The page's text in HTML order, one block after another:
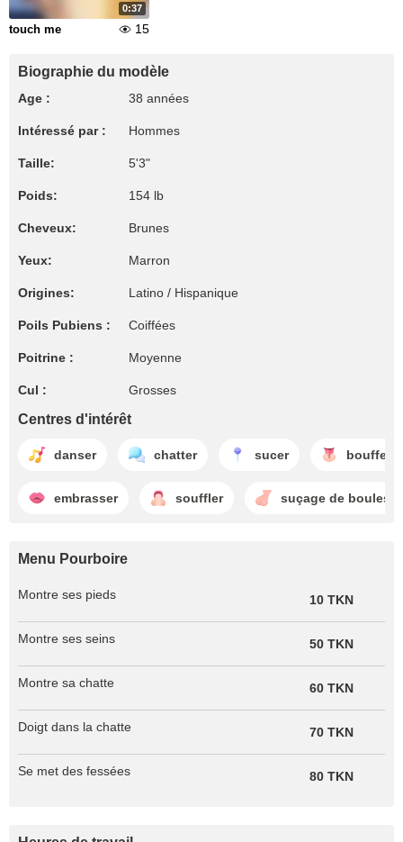
0:37
touch me 15
Biographie du modèle
Age : 38 années
Intéressé par : Hommes
Taille: 5'3"
Poids: 154 lb
Cheveux: Brunes
Yeux: Marron
Origines: Latino / Hispanique
Poils Pubiens : Coiffées
Poitrine : Moyenne
Cul : Grosses
Centres d'intérêt
danser chatter sucer bouffer
embrasser souffler suçage de boules
Menu Pourboire
Montre ses pieds 10 TKN
Montre ses seins 50 TKN
Montre sa chatte 60 TKN
Doigt dans la chatte 70 TKN
Se met des fessées 80 TKN